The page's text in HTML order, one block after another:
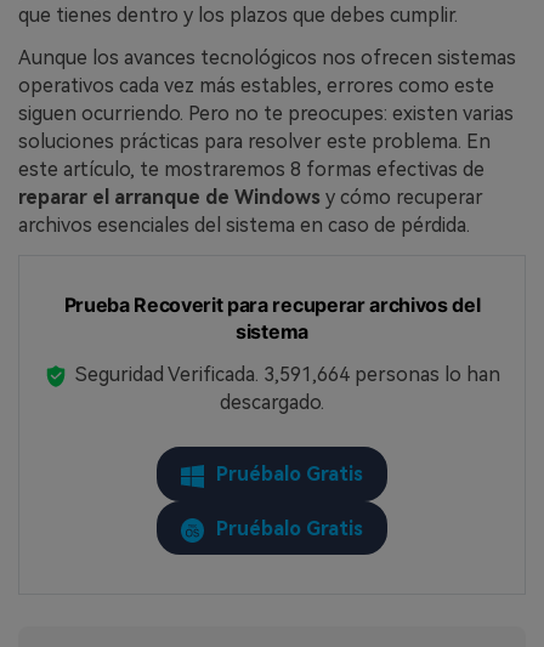
que tienes dentro y los plazos que debes cumplir.
Aunque los avances tecnológicos nos ofrecen sistemas
operativos cada vez más estables, errores como este
siguen ocurriendo. Pero no te preocupes: existen varias
soluciones prácticas para resolver este problema. En
este artículo, te mostraremos 8 formas efectivas de
reparar el arranque de Windows y cómo recuperar
archivos esenciales del sistema en caso de pérdida.
Prueba Recoverit para recuperar archivos del
sistema
Seguridad Verificada. 3,591,664 personas lo han
descargado.
Pruébalo Gratis
Pruébalo Gratis